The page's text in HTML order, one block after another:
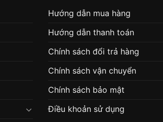
Hướng dẫn mua hàng
Hướng dẫn thanh toán
Chính sách đổi trả hàng
Chính sách vận chuyển
Chính sách bảo mật
Điều khoản sử dụng